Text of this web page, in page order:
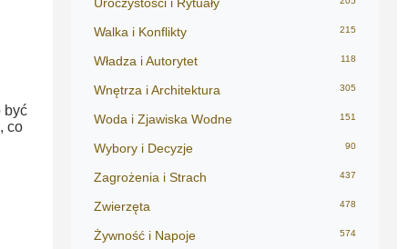
być
co
Walka i Konflikty 215
Władza i Autorytet 118
Wnętrza i Architektura 305
Woda i Zjawiska Wodne 151
Wybory i Decyzje 90
Zagrożenia i Strach 437
Zwierzęta 478
Żywność i Napoje 574